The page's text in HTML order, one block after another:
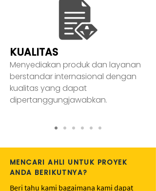
KUALITAS
Menyediakan produk dan layanan
berstandar internasional dengan
kualitas yang dapat
dipertanggungjawabkan.
MENCARI AHLI UNTUK PROYEK
ANDA BERIKUTNYA?
Beri tahu kami bagaimana kami dapat